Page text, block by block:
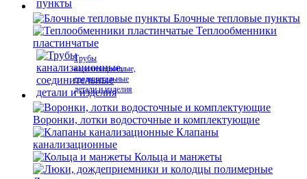
Блочные тепловые пункты
Теплообменники
пластинчатые
Трубы
канализационные,
соединительные
детали и изделия
Воронки, лотки водосточные и комплектующие
Клапаны
канализационные
Кольца и манжеты